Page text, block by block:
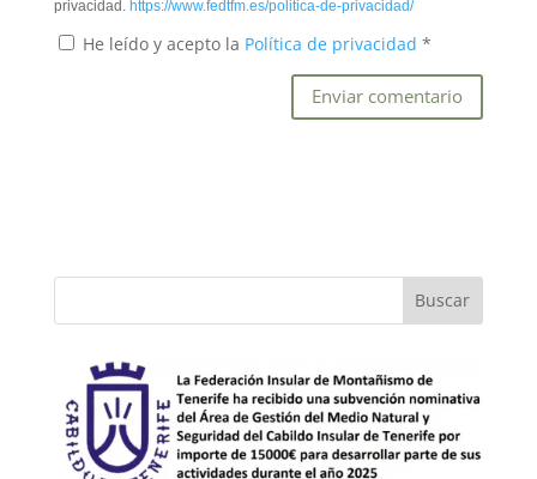
privacidad. https://www.fedtfm.es/politica-de-privacidad/
He leído y acepto la Política de privacidad *